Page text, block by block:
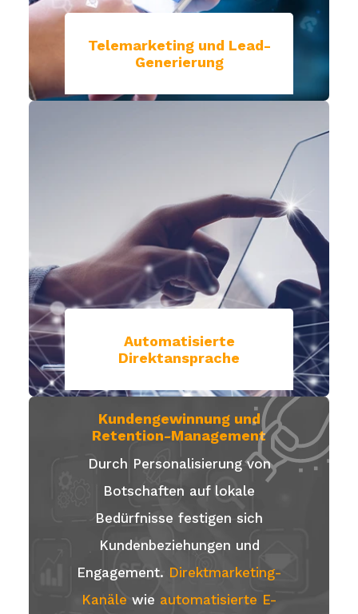
Telemarketing und Lead-
Generierung
Automatisierte
Direktansprache
Kundengewinnung und
Retention-Management
Durch Personalisierung von
Botschaften auf lokale
Bedürfnisse festigen sich
Kundenbeziehungen und
Engagement. Direktmarketing-
Kanäle wie automatisierte E-